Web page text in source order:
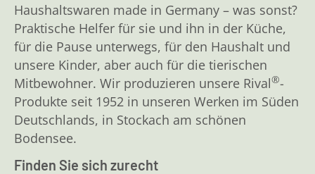
Haushaltswaren made in Germany – was sonst?
Praktische Helfer für sie und ihn in der Küche,
für die Pause unterwegs, für den Haushalt und
unsere Kinder, aber auch für die tierischen
Mitbewohner. Wir produzieren unsere Rival®-
Produkte seit 1952 in unseren Werken im Süden
Deutschlands, in Stockach am schönen
Bodensee.
Finden Sie sich zurecht